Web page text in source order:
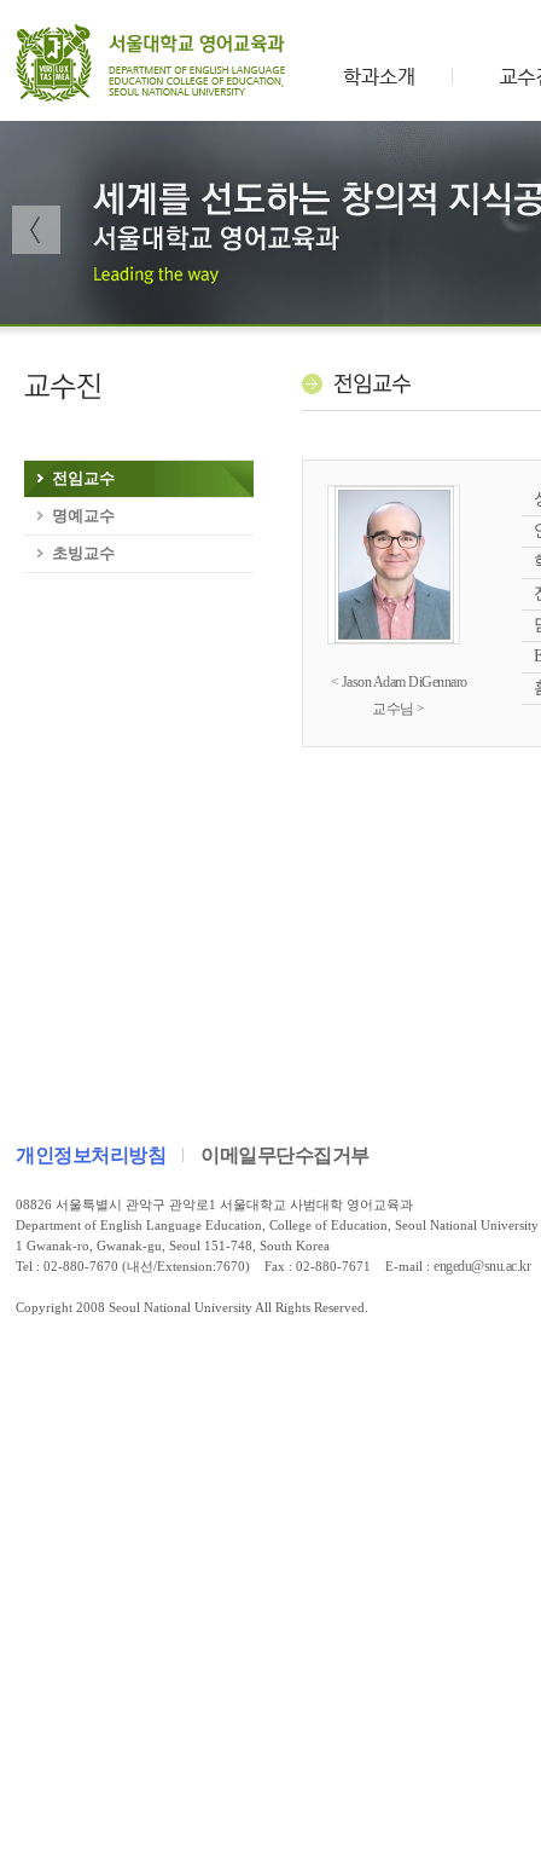
전임교수
명예교수
초빙교수
< Jason Adam DiGennaro
교수님 >
개인정보처리방침 이메일무단수집거부
08826 서울특별시 관악구 관악로1 서울대학교 사범대학 영어교육과
Department of English Language Education, College of Education, Seoul National University
1 Gwanak-ro, Gwanak-gu, Seoul 151-748, South Korea
Tel : 02-880-7670 (내선/Extension:7670) Fax : 02-880-7671 E-mail : engedu@snu.ac.kr
Copyright 2008 Seoul National University All Rights Reserved.